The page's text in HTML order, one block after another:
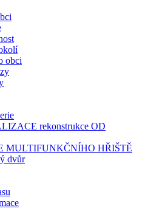
obci
rekonstrukce OD
MULTIFUNKČNÍHO HŘIŠTĚ
dvůr